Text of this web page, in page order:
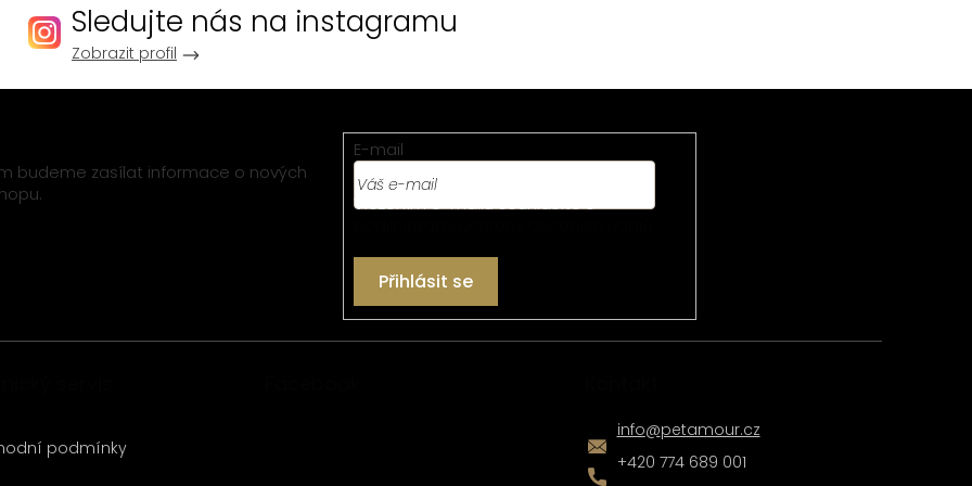
Sledujte nás na instagramu
Zobrazit profil
budeme zasílat informace o nových
E-mail
Vložením e-mailu souhlasíte s
Přihlásit se
podmínky
info@petamour.cz
+420 774 689 001